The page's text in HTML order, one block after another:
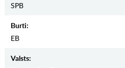
SPB
Burti:
EB
Valsts: